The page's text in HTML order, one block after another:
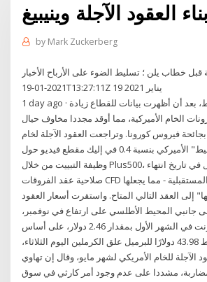
بناء العقود الآجلة وينيبيغ
by Mark Zuckerberg
قبل خطاب يلن ؛ تسليط الضوء على الأرباح الأخبار
2021-01-19T13:27:11Z 19 يناير 2021
1 day ago · تراجعت أسعار النفط، بعد أن أظهرت بيانات للقطاع زيادة
الخام الأميركية، مما أوقد مجددا مخاوف حيال
فيروس كورونا. وتراجعت العقود الآجلة لخام
"غرب تكساس الوسيط" الأميركي بنسبة 0.4 في إليك مقطع فيديو حول
وظيفة التبييت من خلال Plus500، وهي خدمة مجانية تعمل في تاريخ انتهاء
صلاحية عقد الفروقات CFD القائم على العقود المستقبلية - مما يجعلها
إلى العقد التالي المتاح. واستقرت أسعار العقود
جانبي المحيط الأطلسي على ارتفاع في نوفمبر،
مع زيادة سعر خام برنت في الشهر الأول بمقدار 2.46 دولار، على أساس
شهري، إلى متوسط 43.98 دولارًا للبرميل علق الكرملين اليوم الثلاثاء،
الآجلة للخام الأمريكي لشهر مايو، وقال إن تهاوي
مشددا على عدم وجود أمر كارثي في سوق